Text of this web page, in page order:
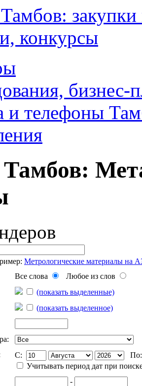
конкурсы
бизнес-
и телефоны
Тамбов:
Метрологические материалы на
Все слова
Любое из слов
(показать выделенные)
(показать выделенное)
C:
Учитывать период дат при
-